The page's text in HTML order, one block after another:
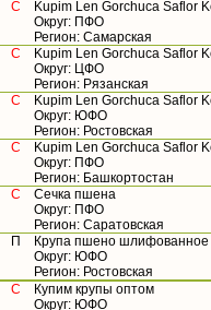
С
Kupim Len Gorchuca Saflor
Округ: ПФО
Регион: Самарская
С
Kupim Len Gorchuca Saflor
Округ: ЦФО
Регион: Рязанская
С
Kupim Len Gorchuca Saflor
Округ: ЮФО
Регион: Ростовская
С
Kupim Len Gorchuca Saflor
Округ: ПФО
Регион: Башкортостан
С
Сечка пшена
Округ: ПФО
Регион: Саратовская
П
Крупа пшено
Округ: ЮФО
Регион: Ростовская
С
Купим крупы оптом
Округ: ЮФО